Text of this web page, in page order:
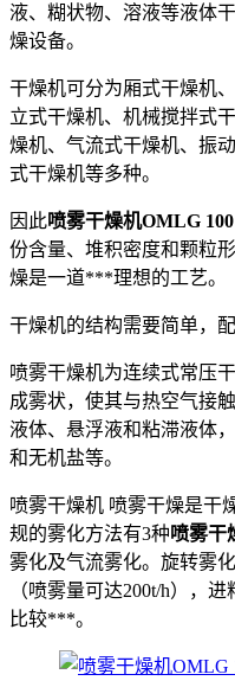
液、糊状物、溶液等液体
燥设备。
干燥机可分为厢式干燥机
立式干燥机、机械搅拌式
燥机、气流式干燥机、振
式干燥机等多种。
因此喷雾干燥机OMLG 100
份含量、堆积密度和颗粒
燥是一道***理想的工艺。
干燥机的结构需要简单，
喷雾干燥机为连续式常压
成雾状，使其与热空气接
液体、悬浮液和粘滞液体
和无机盐等。
喷雾干燥机 喷雾干燥是干
规的雾化方法有3种喷雾干
雾化及气流雾化。旋转雾
（喷雾量可达200t/h），
比较***。